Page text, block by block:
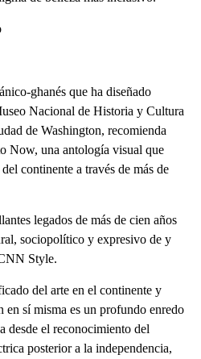
ghanés que ha diseñado
Nacional de Historia y Cultura
de Washington, recomienda
Now, una antología visual que
continente a través de más de
legados de más de cien años
sociopolítico y expresivo de y
Style.
del arte en el continente y
en sí misma es un profundo enredo
desde el reconocimiento del
posterior a la independencia,